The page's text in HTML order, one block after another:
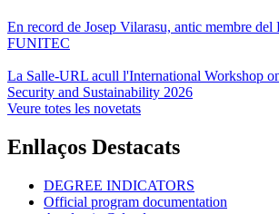
En record de Josep Vilarasu, antic membre del
FUNITEC
La Salle-URL acull l'International Workshop
Security and Sustainability 2026
Veure totes les novetats
Enllaços Destacats
DEGREE INDICATORS
Official program documentation